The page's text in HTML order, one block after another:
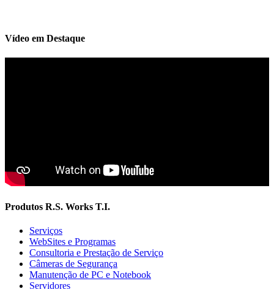
Vídeo em Destaque
Produtos R.S. Works T.I.
Serviços
WebSites e Programas
Consultoria e Prestação de Serviço
Câmeras de Segurança
Manutenção de PC e Notebook
Servidores